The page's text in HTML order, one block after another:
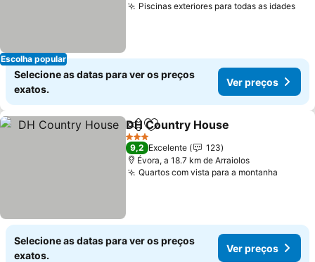
Escolha popular
Piscinas exteriores para todas as idades
Selecione as datas para ver os preços
exatos.
Ver preços
PartilharAdicionar aos favoritos
DH Country House
3 Estrelas
9,2 Excelente
123
Évora, a 18.7 km de Arraiolos
Quartos com vista para a montanha
Selecione as datas para ver os preços
exatos.
Ver preços